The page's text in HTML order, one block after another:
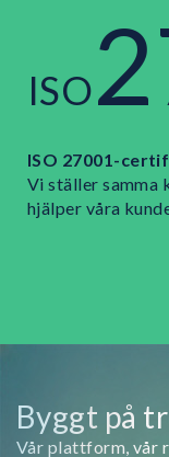
ISO
ISO 27001-
Vi ställer samma
hjälper våra
Byggt på
Vår plattform, vår